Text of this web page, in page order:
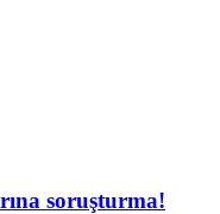
soruşturma!